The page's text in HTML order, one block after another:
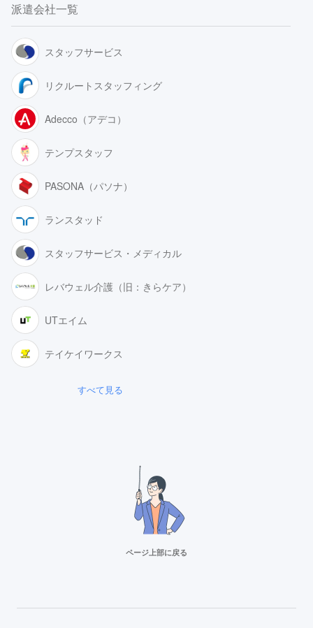
派遣会社一覧
スタッフサービス
リクルートスタッフィング
Adecco（アデコ）
テンプスタッフ
PASONA（パソナ）
ランスタッド
スタッフサービス・メディカル
レバウェル介護（旧：きらケア）
UTエイム
テイケイワークス
すべて見る
ページ上部に戻る